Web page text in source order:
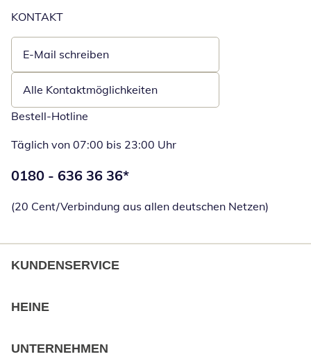
KONTAKT
E-Mail schreiben
Öffnet E-Mail-Client
Alle Kontaktmöglichkeiten
Bestell-Hotline
Täglich von 07:00 bis 23:00 Uhr
Telefonnummer:
0180 - 636 36 36*
(20 Cent/Verbindung aus allen deutschen Netzen)
KUNDENSERVICE
HEINE
UNTERNEHMEN